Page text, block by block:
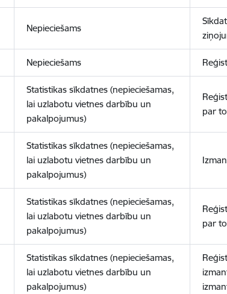
Nepieciešams
Nepieciešams
Statistikas sīkdatnes (nepieciešamas,
lai uzlabotu vietnes darbību un
pakalpojumus)
par
Statistikas sīkdatnes (nepieciešamas,
lai uzlabotu vietnes darbību un
pakalpojumus)
Statistikas sīkdatnes (nepieciešamas,
lai uzlabotu vietnes darbību un
pakalpojumus)
par
Statistikas sīkdatnes (nepieciešamas,
lai uzlabotu vietnes darbību un
pakalpojumus)